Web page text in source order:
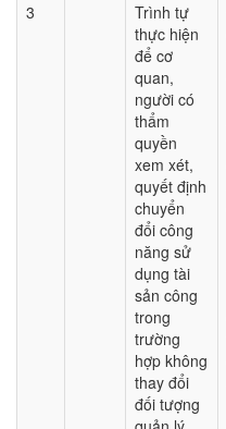
3
Trình tự
thực hiện
để cơ
quan,
người có
thẩm
quyền
xem xét,
quyết định
chuyển
đổi công
năng sử
dụng tài
sản công
trong
trường
hợp không
thay đổi
đối tượng